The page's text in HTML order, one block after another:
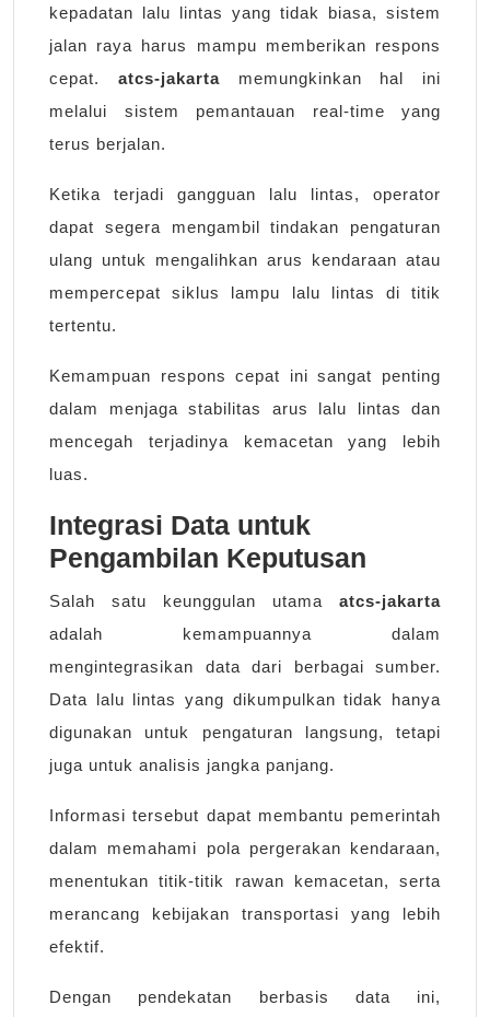
kepadatan lalu lintas yang tidak biasa, sistem
jalan raya harus mampu memberikan respons
cepat. atcs-jakartamemungkinkan hal ini
melalui sistem pemantauan real-time yang
terus berjalan.
Ketika terjadi gangguan lalu lintas, operator
dapat segera mengambil tindakan pengaturan
ulang untuk mengalihkan arus kendaraan atau
mempercepat siklus lampu lalu lintas di titik
tertentu.
Kemampuan respons cepat ini sangat penting
dalam menjaga stabilitas arus lalu lintas dan
mencegah terjadinya kemacetan yang lebih
luas.
Integrasi Data untuk
Pengambilan Keputusan
Salah satu keunggulan utama atcs-jakarta
adalah kemampuannya dalam
mengintegrasikan data dari berbagai sumber.
Data lalu lintas yang dikumpulkan tidak hanya
digunakan untuk pengaturan langsung, tetapi
juga untuk analisis jangka panjang.
Informasi tersebut dapat membantu pemerintah
dalam memahami pola pergerakan kendaraan,
menentukan titik-titik rawan kemacetan, serta
merancang kebijakan transportasi yang lebih
efektif.
Dengan pendekatan berbasis data ini,